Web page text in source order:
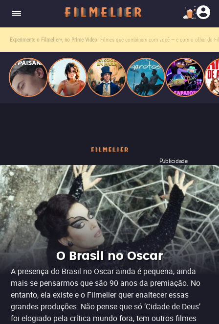
Entre tantas opções,receba o que mais vale seu tempo!
Toda sexta, no seu e-mail.
Publicidade
O Brasil no Oscar
A presença do Brasil no Oscar ainda é pequena, ainda
mais se pensarmos que são 90 anos da premiação. No
entanto, ela existe e o Filmelier quer enaltecer essas
grandes produções. Não pense que só ‘Cidade de Deus’
foi elogiado pela crítica mundo fora, tem outros filmes
quando se apaixona por um de seus alvos.